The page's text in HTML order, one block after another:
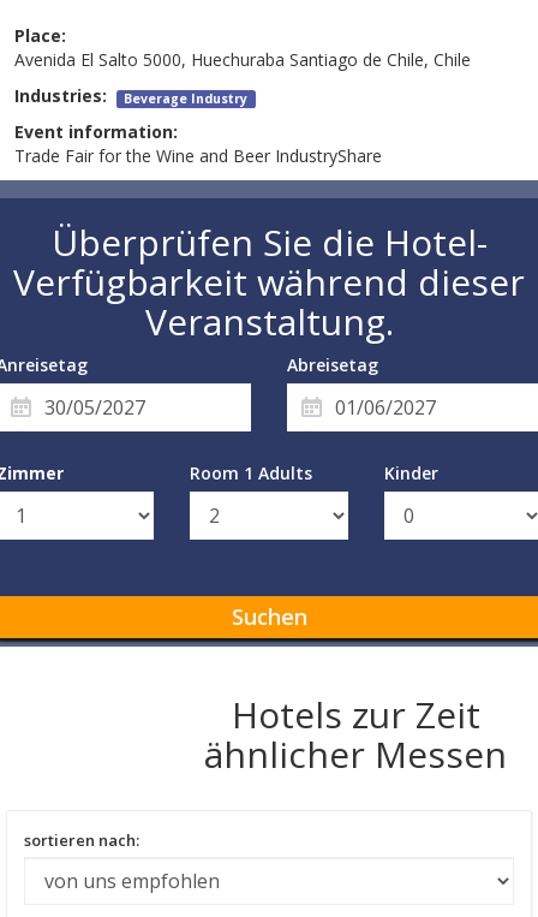
Place:
Avenida El Salto 5000, Huechuraba Santiago de Chile, Chile
Industries: Beverage Industry
Event information:
Trade Fair for the Wine and Beer IndustryShare
Überprüfen Sie die Hotel-
Verfügbarkeit während dieser
Veranstaltung.
Abreisetag
Room 1 Adults Kinder
Suchen
Hotels zur Zeit
ähnlicher Messen
sortieren nach: